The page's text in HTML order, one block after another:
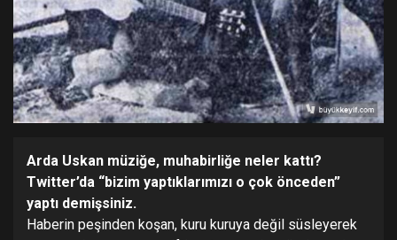
Arda Uskan müziğe, muhabirliğe neler kattı?
Twitter’da “bizim yaptıklarımızı o çok önceden”
yaptı demişsiniz.
Haberin peşinden koşan, kuru kuruya değil süsleyerek